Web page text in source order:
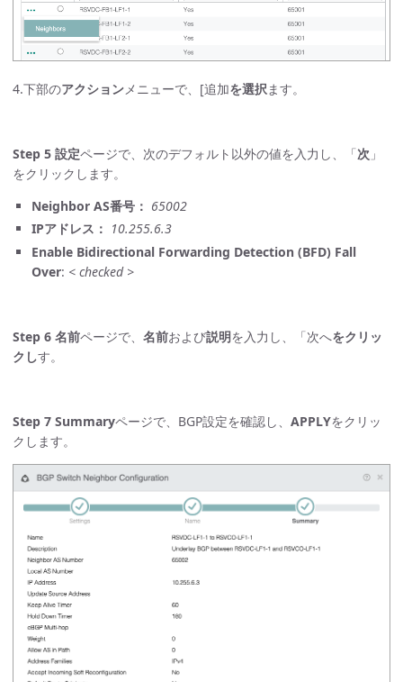
4.下部のアクションメニューで、[追加を選択ます。
Step 5 設定ページで、次のデフォルト以外の値を入力し、「次 」
をクリックします。
Neighbor AS番号： 65002
IPアドレス： 10.255.6.3
Enable Bidirectional Forwarding Detection (BFD) Fall
Over: < checked >
Step 6 名前ページで、 名前および説明を入力し、「次へをクリッ
クしす。
Step 7 Summaryページで、BGP設定を確認し、 APPLYをクリッ
クします。